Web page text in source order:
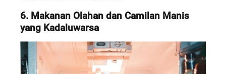
6. Makanan Olahan dan Camilan Manis
yang Kadaluwarsa